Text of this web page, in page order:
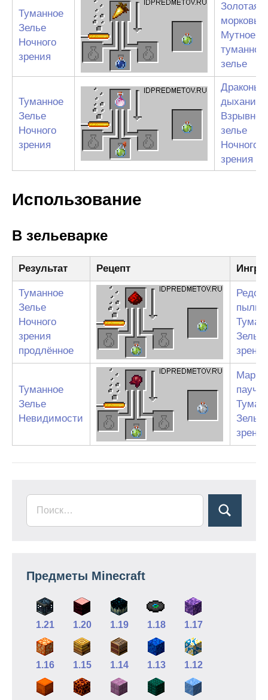
Туманное
Зелье
Ночного
зрения
Золотая
морковь
Мутное
туманное
зелье
Туманное
Зелье
Ночного
зрения
Драконье
дыхание
Взрывное
зелье
Ночного
зрения
Использование
В зельеварке
Результат Рецепт
Туманное
Зелье
Ночного
зрения
продлённое
пыль
Зелье
Туманное
Зелье
Невидимости
Зелье
Предметы Minecraft
1.21 1.20 1.19 1.18 1.17
1.16 1.15 1.14 1.13 1.12